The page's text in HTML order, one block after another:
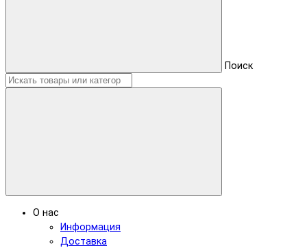
Поиск
О нас
Информация
Доставка